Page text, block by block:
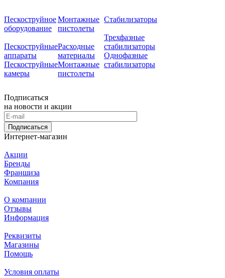
Пескоструйное
оборудование
Пескоструйные
аппараты
Пескоструйные
камеры
Монтажные
пистолеты
Расходные
материалы
Монтажные
пистолеты
Стабилизаторы
Трехфазные
стабилизаторы
Однофазные
стабилизаторы
Подписаться
на новости и акции
Подписаться
Интернет-магазин
Акции
Бренды
Франшиза
Компания
О компании
Отзывы
Информация
Реквизиты
Магазины
Помощь
Условия оплаты